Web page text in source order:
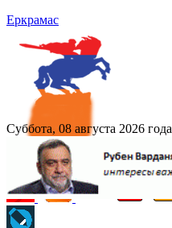
Еркрамас
Суббота, 08 августа 2026 года